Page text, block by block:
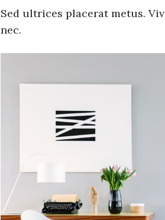
Sed ultrices placerat metus.
nec.